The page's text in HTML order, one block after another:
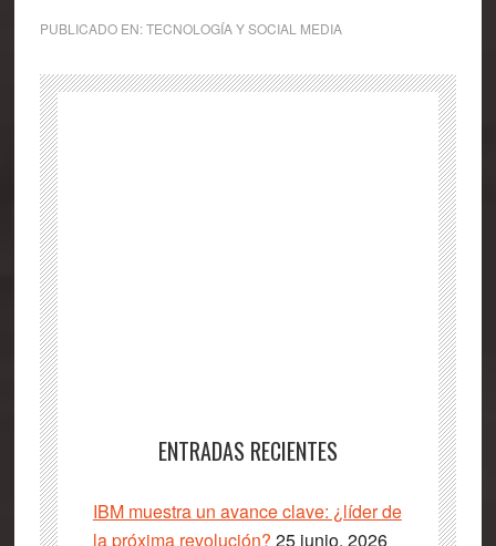
PUBLICADO EN:TECNOLOGÍA Y SOCIAL MEDIA
ENTRADAS RECIENTES
IBM muestra un avance clave: ¿líder de
la próxima revolución? 25 junio, 2026